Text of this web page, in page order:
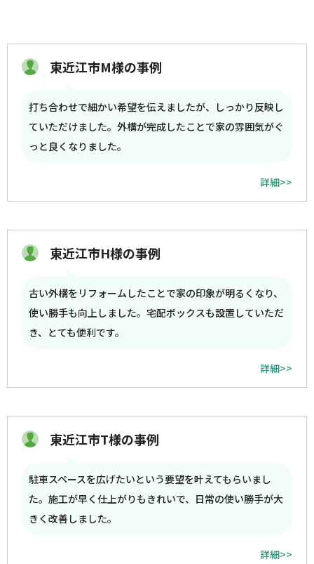
東近江市M様の事例
打ち合わせで細かい希望を伝えましたが、しっかり反映し
ていただけました。外構が完成したことで家の雰囲気がぐ
っと良くなりました。
詳細>>
東近江市H様の事例
古い外構をリフォームしたことで家の印象が明るくなり、
使い勝手も向上しました。宅配ボックスも設置していただ
き、とても便利です。
詳細>>
東近江市T様の事例
駐車スペースを広げたいという要望を叶えてもらいまし
た。施工が早く仕上がりもきれいで、日常の使い勝手が大
きく改善しました。
詳細>>